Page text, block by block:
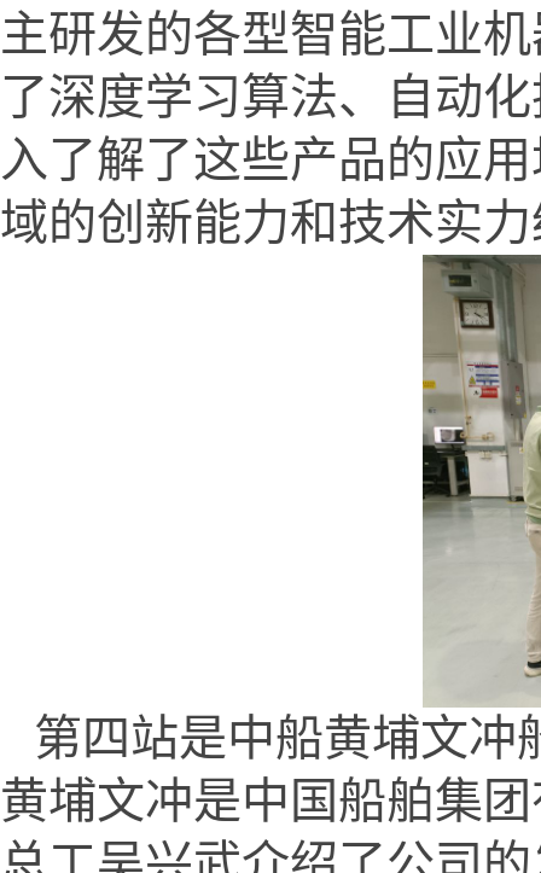
主研发的各型智能工业
了深度学习算法、自动
入了解了这些产品的应
域的创新能力和技术实
第四站是中船黄埔文冲
黄埔文冲是中国船舶集